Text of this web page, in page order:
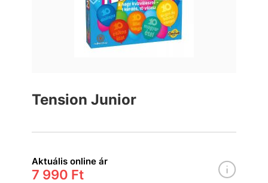
Tension Junior
Aktuális online ár
7 990 Ft